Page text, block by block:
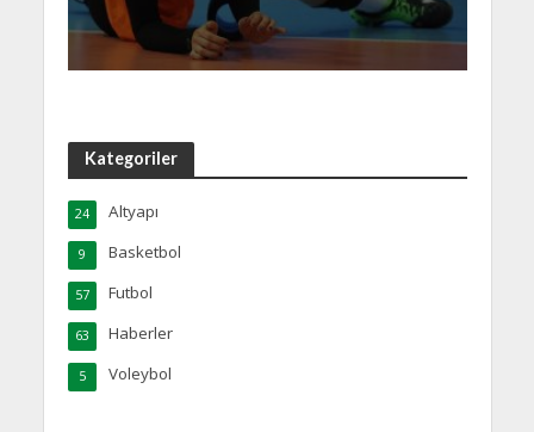
Kategoriler
Altyapı
24
Basketbol
9
Futbol
57
Haberler
63
Voleybol
5